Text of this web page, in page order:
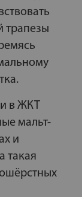
трапезы
в ЖКТ
мальт-
и
такая